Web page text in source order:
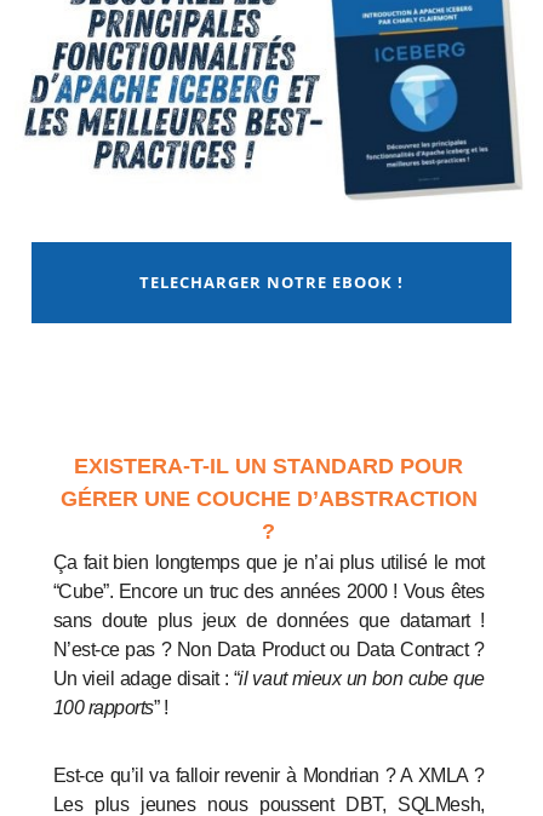
TELECHARGER NOTRE EBOOK !
EXISTERA-T-IL UN STANDARD POUR
GÉRER UNE COUCHE D’ABSTRACTION
?
Ça fait bien longtemps que je n’ai plus utilisé le mot
“Cube”. Encore un truc des années 2000 ! Vous êtes
sans doute plus jeux de données que datamart !
N’est-ce pas ? Non Data Product ou Data Contract ?
Un vieil adage disait : “il vaut mieux un bon cube que
100 rapports” !
Est-ce qu’il va falloir revenir à Mondrian ? A XMLA ?
Les plus jeunes nous poussent DBT, SQLMesh,